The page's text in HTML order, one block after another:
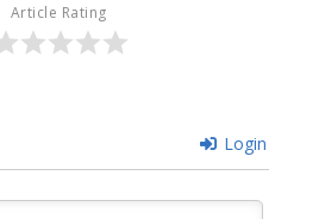
Article Rating
Login